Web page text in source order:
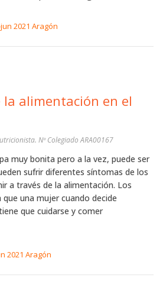
2021 Aragón
alimentación en el
Nº Colegiado ARA00167
muy bonita pero a la vez, puede ser
sufrir diferentes síntomas de los
a través de la alimentación. Los
una mujer cuando decide
que cuidarse y comer
2021 Aragón